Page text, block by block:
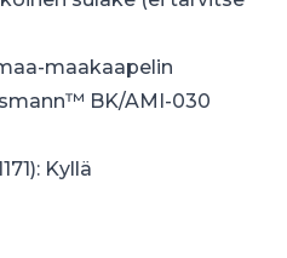
maakaapelin
BK/AMI-030
Kyllä